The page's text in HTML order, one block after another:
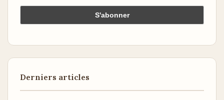
Derniers articles